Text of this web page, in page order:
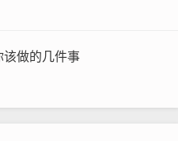
做的几件事